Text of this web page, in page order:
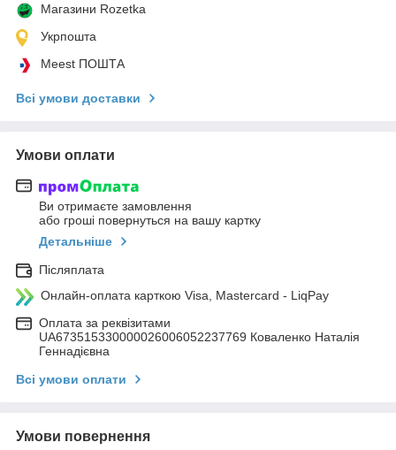
Магазини Rozetka
Укрпошта
Meest ПОШТА
Всі умови доставки
Умови оплати
Ви отримаєте замовлення
або гроші повернуться на вашу картку
Детальніше
Післяплата
Онлайн-оплата карткою Visa, Mastercard - LiqPay
Оплата за реквізитами
UA673515330000026006052237769 Коваленко Наталія
Геннадієвна
Всі умови оплати
Умови повернення